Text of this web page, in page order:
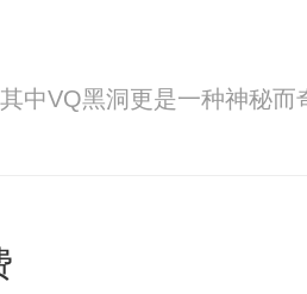
中VQ黑洞更是一种神秘而